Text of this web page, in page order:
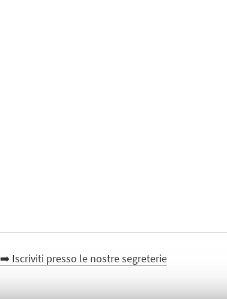
➡️ Iscriviti presso le nostre segreterie